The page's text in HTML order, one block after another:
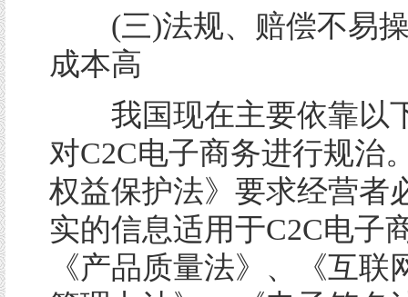
(三)法规、赔偿不易操
成本高
我国现在主要依靠以
对C2C电子商务进行规治
权益保护法》要求经营者
实的信息适用于C2C电子
《产品质量法》、《互联